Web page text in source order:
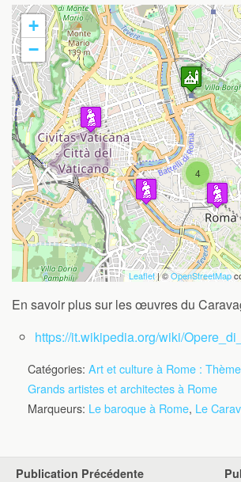
Travelers' Map is loading...
If you see this after your page is
loaded completely, leafletJS files
missing.
4
+
−
Leaflet| ©OpenStreetMap
En savoir plus sur les œuvres du
https://it.wikipedia.org/wiki/
Catégories: Art et culture à Rome :
Grands artistes et architectes à Rome
Marqueurs: Le baroque à Rome, Le
Publication Précédente